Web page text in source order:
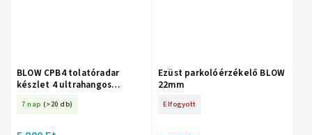
BLOW CPB4 tolatóradar
készlet 4 ultrahangos
26-333-
7 nap (>20 db)
Ezüst parkolóérzékelő BLOW
22mm
Elfogyott